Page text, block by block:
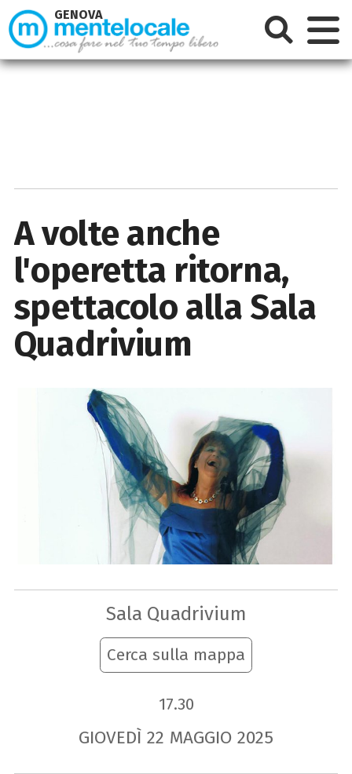
A volte anche
l'operetta ritorna,
spettacolo alla Sala
Quadrivium
Sala Quadrivium
Cerca sulla mappa
17.30
GIOVEDÌ 22 MAGGIO 2025
GENOVA